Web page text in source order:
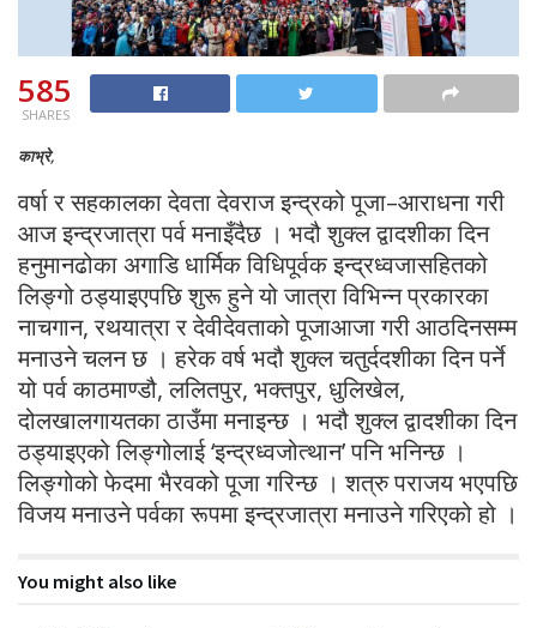
585
SHARES
काभ्रे,
वर्षा र सहकालका देवता देवराज इन्द्रको पूजा–आराधना गरी
आज इन्द्रजात्रा पर्व मनाइँदैछ । भदौ शुक्ल द्वादशीका दिन
हनुमानढोका अगाडि धार्मिक विधिपूर्वक इन्द्रध्वजासहितको
लिङ्गो ठड्याइएपछि शुरू हुने यो जात्रा विभिन्न प्रकारका
नाचगान, रथयात्रा र देवीदेवताको पूजाआजा गरी आठदिनसम्म
मनाउने चलन छ । हरेक वर्ष भदौ शुक्ल चतुर्ददशीका दिन पर्ने
यो पर्व काठमाण्डौ, ललितपुर, भक्तपुर, धुलिखेल,
दोलखालगायतका ठाउँमा मनाइन्छ । भदौ शुक्ल द्वादशीका दिन
ठड्याइएको लिङ्गोलाई ‘इन्द्रध्वजोत्थान’ पनि भनिन्छ ।
लिङ्गोको फेदमा भैरवको पूजा गरिन्छ । शत्रु पराजय भएपछि
विजय मनाउने पर्वका रूपमा इन्द्रजात्रा मनाउने गरिएको हो ।
You might also like